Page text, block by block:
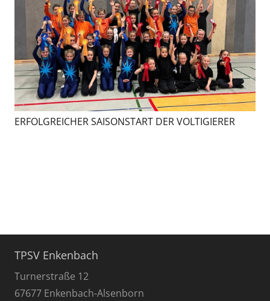
ERFOLGREICHER SAISONSTART DER VOLTIGIERER
TPSV Enkenbach
Turnerstraße 12
67677 Enkenbach-Alsenborn